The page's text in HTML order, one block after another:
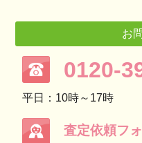
お
0120-
平日：10時～17時
査定依頼フ